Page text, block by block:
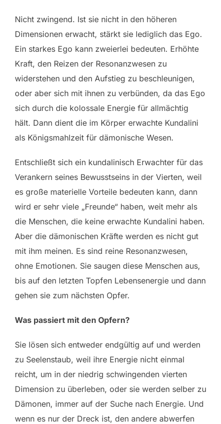
Nicht zwingend. Ist sie nicht in den höheren
Dimensionen erwacht, stärkt sie lediglich das Ego.
Ein starkes Ego kann zweierlei bedeuten. Erhöhte
Kraft, den Reizen der Resonanzwesen zu
widerstehen und den Aufstieg zu beschleunigen,
oder aber sich mit ihnen zu verbünden, da das Ego
sich durch die kolossale Energie für allmächtig
hält. Dann dient die im Körper erwachte Kundalini
als Königsmahlzeit für dämonische Wesen.
Entschließt sich ein kundalinisch Erwachter für das
Verankern seines Bewusstseins in der Vierten, weil
es große materielle Vorteile bedeuten kann, dann
wird er sehr viele „Freunde“ haben, weit mehr als
die Menschen, die keine erwachte Kundalini haben.
Aber die dämonischen Kräfte werden es nicht gut
mit ihm meinen. Es sind reine Resonanzwesen,
ohne Emotionen. Sie saugen diese Menschen aus,
bis auf den letzten Topfen Lebensenergie und dann
gehen sie zum nächsten Opfer.
Was passiert mit den Opfern?
Sie lösen sich entweder endgültig auf und werden
zu Seelenstaub, weil ihre Energie nicht einmal
reicht, um in der niedrig schwingenden vierten
Dimension zu überleben, oder sie werden selber zu
Dämonen, immer auf der Suche nach Energie. Und
wenn es nur der Dreck ist, den andere abwerfen